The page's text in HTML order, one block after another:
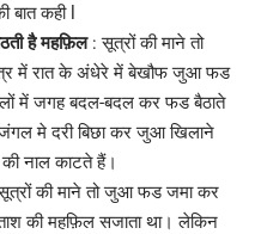
बात कही l
है महफ़िल: सूत्रों की माने तो
में रात के अंधेरे में बेखौफ जुआ फड
में जगह बदल-बदल कर फड बैठाते
मे दरी बिछा कर जुआ खिलाने
नाल काटते हैं।
की माने तो जुआ फड जमा कर
की महफ़िल सजाता था। लेकिन